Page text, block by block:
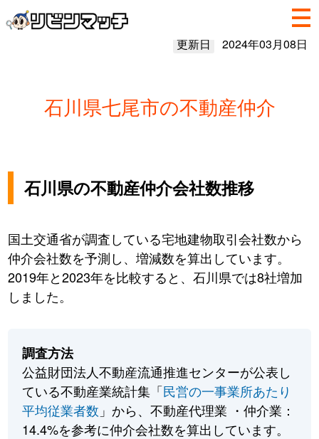
更新日 2024年03月08日
石川県七尾市の不動産仲介
石川県の不動産仲介会社数推移
国土交通省が調査している宅地建物取引会社数から
仲介会社数を予測し、増減数を算出しています。
2019年と2023年を比較すると、石川県では8社増加
しました。
調査方法
公益財団法人不動産流通推進センターが公表し
ている不動産業統計集「民営の一事業所あたり
平均従業者数 」から、不動産代理業 ・仲介業：
14.4%を参考に仲介会社数を算出しています。